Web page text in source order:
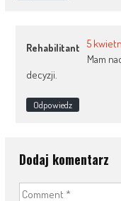
Rehabilitant
5
Mam
decyzji.
Odpowiedz
Dodaj komentarz